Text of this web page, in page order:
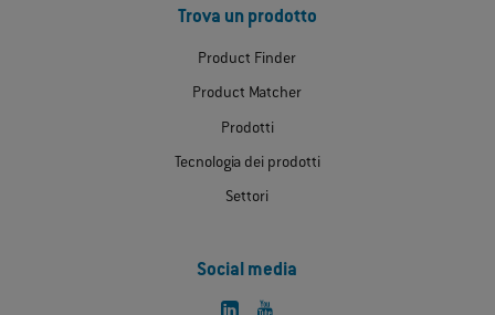
Trova un prodotto
Product Finder
Product Matcher
Prodotti
Tecnologia dei prodotti
Settori
Social media